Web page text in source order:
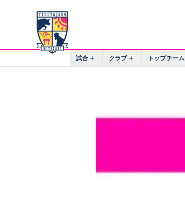
試合 クラブ トップチーム